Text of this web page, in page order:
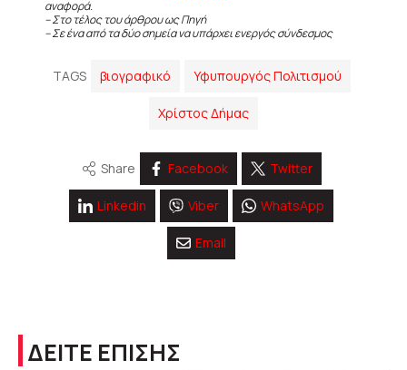
αναφορά.
– Στο τέλος του άρθρου ως Πηγή
– Σε ένα από τα δύο σημεία να υπάρχει ενεργός σύνδεσμος
TAGS βιογραφικό Υφυπουργός Πολιτισμού
Χρίστος Δήμας
Share Facebook Twitter
Linkedin Viber WhatsApp
Email
ΔΕΙΤΕ ΕΠΙΣΗΣ